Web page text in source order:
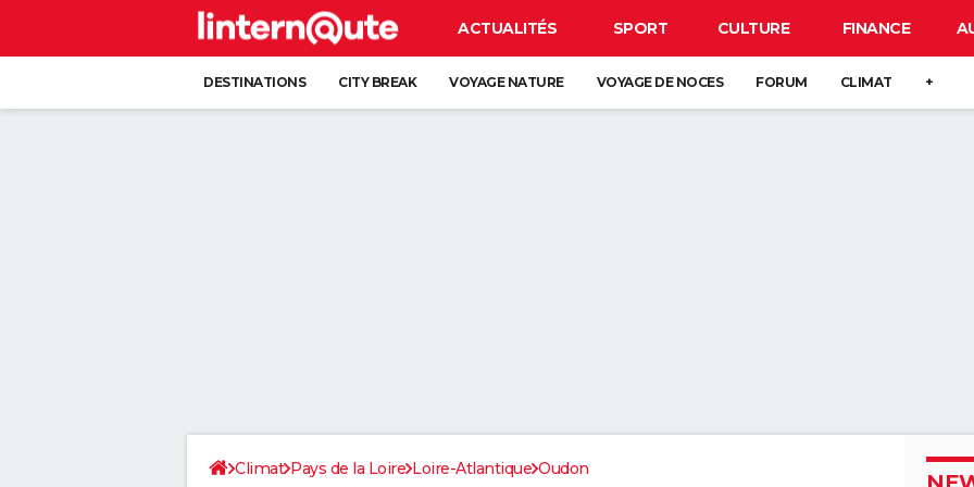
ACTUALITÉS SPORT CULTURE FINANCE
DESTINATIONS CITY BREAK VOYAGE NATURE VOYAGE DE NOCES FORUM CLIMAT +
Climat Pays de la Loire Loire-Atlantique Oudon